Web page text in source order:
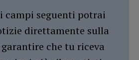
campi seguenti potrai
direttamente sulla
che tu riceva